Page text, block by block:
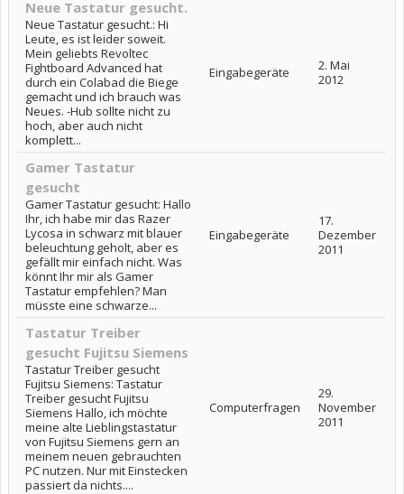
Neue Tastatur gesucht.
Neue Tastatur gesucht.: Hi
Leute, es ist leider soweit.
Mein geliebts Revoltec
Fightboard Advanced hat
durch ein Colabad die Biege
gemacht und ich brauch was
Neues. -Hub sollte nicht zu
hoch, aber auch nicht
komplett...
Eingabegeräte
2. Mai
2012
Gamer Tastatur
gesucht
Gamer Tastatur gesucht: Hallo
Ihr, ich habe mir das Razer
Lycosa in schwarz mit blauer
beleuchtung geholt, aber es
gefällt mir einfach nicht. Was
könnt Ihr mir als Gamer
Tastatur empfehlen? Man
müsste eine schwarze...
Eingabegeräte
17.
Dezember
2011
Tastatur Treiber
gesucht Fujitsu Siemens
Tastatur Treiber gesucht
Fujitsu Siemens: Tastatur
Treiber gesucht Fujitsu
Siemens Hallo, ich möchte
meine alte Lieblingstastatur
von Fujitsu Siemens gern an
meinem neuen gebrauchten
PC nutzen. Nur mit Einstecken
passiert da nichts....
Computerfragen
29.
November
2011